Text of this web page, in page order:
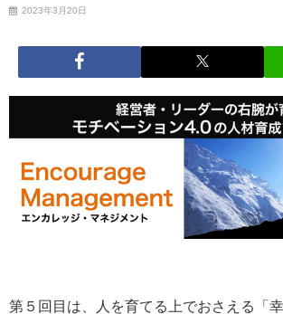
2023年3月20日
第５回目は、人を育てる上でおさえる「